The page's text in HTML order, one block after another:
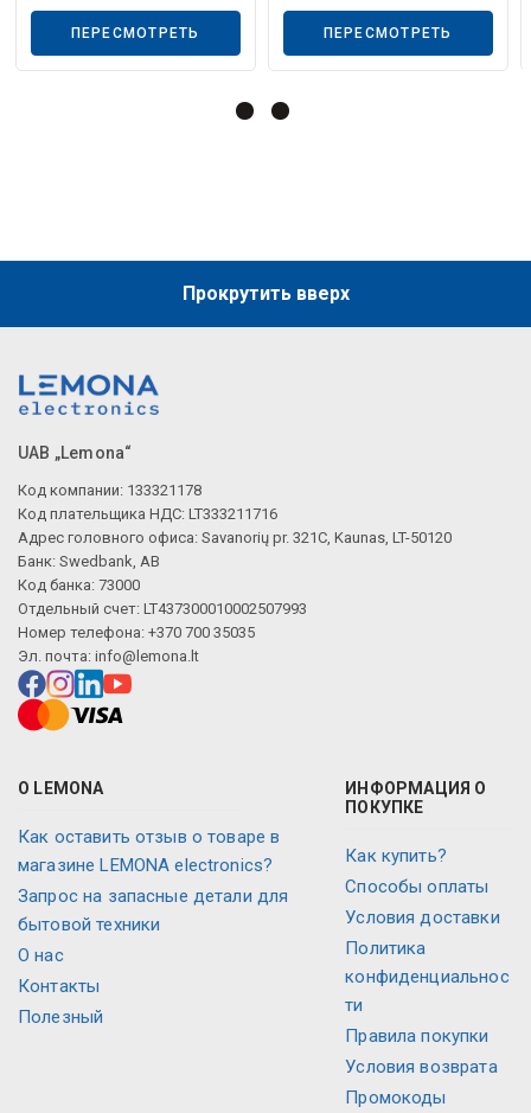
ПЕРЕСМОТРЕТЬ ПЕРЕСМОТРЕТЬ
Прокрутить вверх
UAB „Lemona“
Код компании: 133321178
Код плательщика НДС: LT333211716
Адрес головного офиса: Savanorių pr. 321C, Kaunas, LT-50120
Банк: Swedbank, AB
Код банка: 73000
Отдельный счет: LT437300010002507993
Номер телефона: +370 700 35035
Эл. почта: info@lemona.lt
О LEMONA
Как оставить отзыв о товаре в
магазине LEMONA electronics?
Запрос на запасные детали для
бытовой техники
O нас
Контакты
Полезный
ИНФОРМАЦИЯ О
ПОКУПКЕ
Как купить?
Способы оплаты
Условия доставки
Политика
конфиденциальнос
ти
Правила покупки
Условия возврата
Промокоды